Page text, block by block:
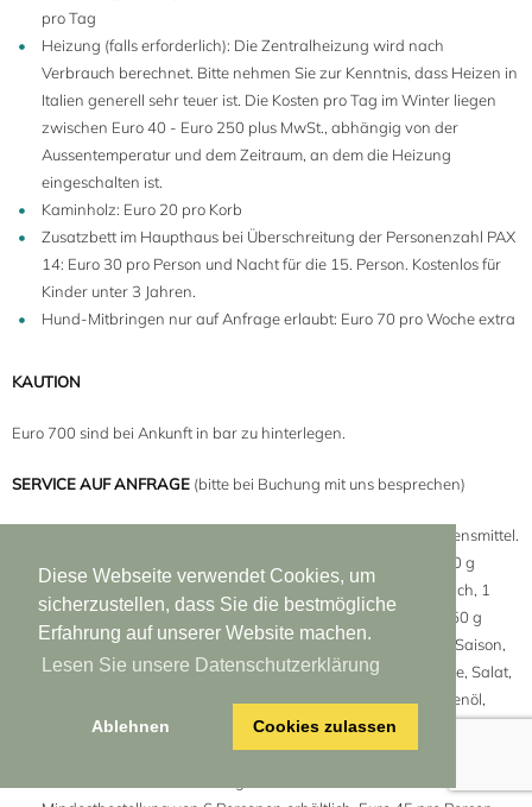
Diese Webseite verwendet Cookies, um
sicherzustellen, dass Sie die bestmögliche
Erfahrung auf unserer Website machen.
Lesen Sie unsere Datenschutzerklärung
Ablehnen Cookies zulassen
pro Tag
Heizung (falls erforderlich): Die Zentralheizung wird nach
Verbrauch berechnet. Bitte nehmen Sie zur Kenntnis, dass Heizen in
Italien generell sehr teuer ist. Die Kosten pro Tag im Winter liegen
zwischen Euro 40 - Euro 250 plus MwSt., abhängig von der
Aussentemperatur und dem Zeitraum, an dem die Heizung
eingeschalten ist.
Kaminholz: Euro 20 pro Korb
Zusatzbett im Haupthaus bei Überschreitung der Personenzahl PAX
14: Euro 30 pro Person und Nacht für die 15. Person. Kostenlos für
Kinder unter 3 Jahren.
Hund-Mitbringen nur auf Anfrage erlaubt: Euro 70 pro Woche extra
KAUTION
Euro 700 sind bei Ankunft in bar zu hinterlegen.
SERVICE AUF ANFRAGE (bitte bei Buchung mit uns besprechen)
Erster Einkauf: Euro 40 für den Service, plus Kosten der Lebensmittel.
Der Einkauf beinhaltet folgende Lebensmittel: 2 kg Brot, 500 g
Butter, 2 Töpfe Marmelade, 1 Glas Honig, 12 Eier, 2 Liter Milch, 1
Packung Earl Grey Tee, 1 Packung Kaffee, Instant Kaffee, 750 g
Yoghurts (natur), 3 Flaschen Orangensaft, 3 kg Früchte der Saison,
1,5 kg Pasta, 2 Gläser Tomatensauce, 1 Stück Parmesankäse, Salat,
1 kg Tomaten, Zwiebel, Knoblauch, Zitronen, 1 Flasche Olivenöl,
Essig, 6 Liter Mineralwasser, 4 Flaschen Bier. Bitte informieren Sie
uns, wenn Sie Bio-Produkte bevorzugen.